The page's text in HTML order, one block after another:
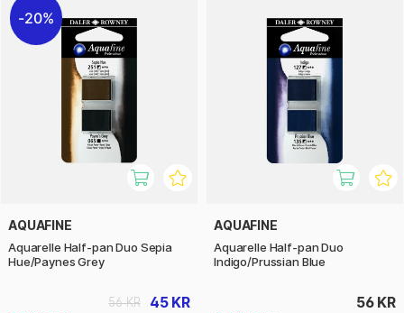
20%
AQUAFINE
Aquarelle Half-pan Duo Sepia
Hue/Paynes Grey
45 KR
56 KR
AQUAFINE
Aquarelle Half-pan Duo
Indigo/Prussian Blue
56 KR